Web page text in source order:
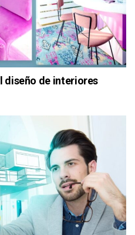
diseño de interiores